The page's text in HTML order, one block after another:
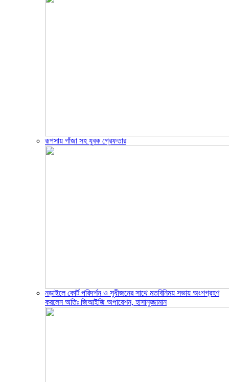
রূপসায় গাঁজা সহ যুবক গ্রেফতার
নড়াইলে কোর্ট পরিদর্শন ও সুধীজনের সাথে মতবিনিময় সভায় অংশগ্রহণ
করলেন অতিঃ জিআইজি অপারেশন, হাসানুজ্জামান